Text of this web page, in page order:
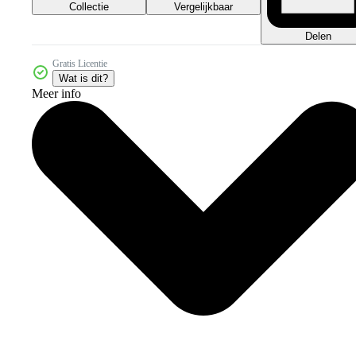
Collectie Vergelijkbaar
Delen
Gratis Licentie
Wat is dit?
Meer info